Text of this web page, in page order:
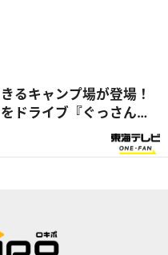
るキャンプ場が登場！
ドライブ『ぐっさん